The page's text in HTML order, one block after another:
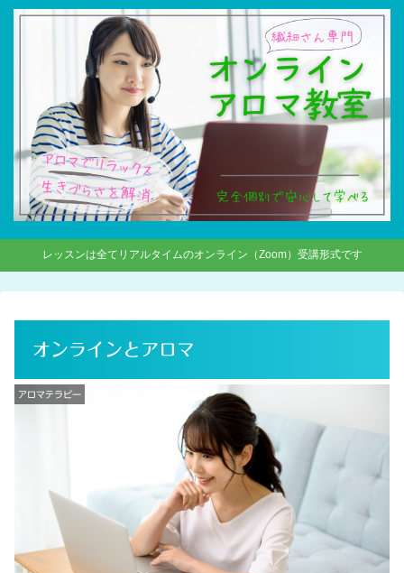
レッスンは全てリアルタイムのオンライン（Zoom）受講形式です
オンラインとアロマ
アロマテラピー